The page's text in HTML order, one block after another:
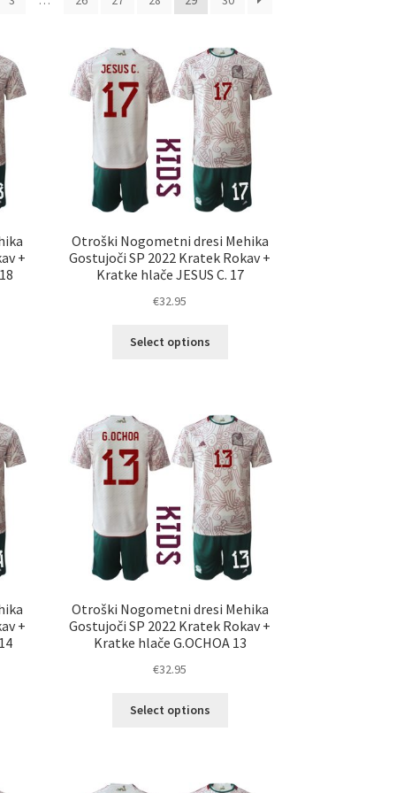
+
Otroški Nogometni dresi Mehika
Gostujoči SP 2022 Kratek Rokav +
Kratke hlače JESUS C. 17
€32.95
Select options
različic.
Možnosti
lahko
izberete
na
strani
izdelka
+
Otroški Nogometni dresi Mehika
Gostujoči SP 2022 Kratek Rokav +
Kratke hlače G.OCHOA 13
€32.95
Select options